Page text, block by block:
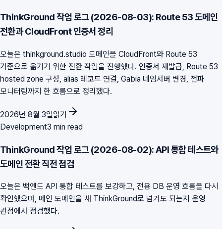
ThinkGround 작업 로그 (2026-08-03): Route 53 도메인
전환과 CloudFront 인증서 정리
오늘은 thinkground.studio 도메인을 CloudFront와 Route 53
기준으로 옮기기 위한 전환 작업을 진행했다. 인증서 재발급, Route 53
hosted zone 구성, alias 레코드 연결, Gabia 네임서버 변경, 전파
모니터링까지 한 흐름으로 정리했다.
2026년 8월 3일읽기
Development3 min read
ThinkGround 작업 로그 (2026-08-02): API 통합 테스트와
도메인 전환 직전 점검
오늘은 백엔드 API 통합 테스트를 보강하고, 전용 DB 운영 흐름을 다시
확인했으며, 메인 도메인을 새 ThinkGround로 넘겨도 되는지 운영
관점에서 점검했다.